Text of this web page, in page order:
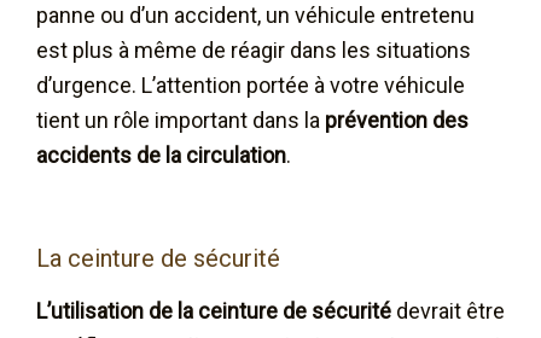
panne ou d’un accident, un véhicule entretenu
est plus à même de réagir dans les situations
d’urgence. L’attention portée à votre véhicule
tient un rôle important dans la prévention des
accidents de la circulation.
La ceinture de sécurité
L’utilisation de la ceinture de sécurité devrait être